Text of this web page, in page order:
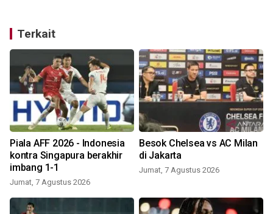
Terkait
Piala AFF 2026 - Indonesia
kontra Singapura berakhir
imbang 1-1
Jumat, 7 Agustus 2026
Besok Chelsea vs AC Milan
di Jakarta
Jumat, 7 Agustus 2026